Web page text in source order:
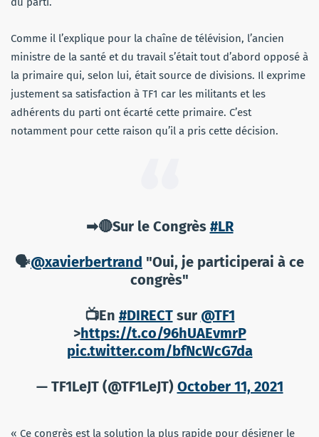
Comme il l’explique pour la chaîne de télévision, l’ancien
ministre de la santé et du travail s’était tout d’abord opposé à
la primaire qui, selon lui, était source de divisions. Il exprime
justement sa satisfaction à TF1 car les militants et les
adhérents du parti ont écarté cette primaire. C’est
notamment pour cette raison qu’il a pris cette décision.
➡🔴Sur le Congrès #LR
🗣️@xavierbertrand "Oui, je participerai à ce
congrès"
📺En #DIRECTsur @TF1
>https://t.co/96hUAEvmrP
pic.twitter.com/bfNcWcG7da
— TF1LeJT (@TF1LeJT) October 11, 2021
« Ce congrès est la solution la plus rapide pour désigner le